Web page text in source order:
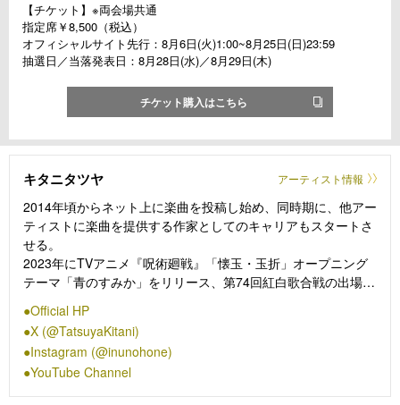
【チケット】※両会場共通
指定席￥8,500（税込）
オフィシャルサイト先行：8月6日(火)1:00~8月25日(日)23:59
抽選日／当落発表日：8月28日(水)／8月29日(木)
チケット購入はこちら
キタニタツヤ アーティスト情報
2014年頃からネット上に楽曲を投稿し始め、同時期に、他アー
ティストに楽曲を提供する作家としてのキャリアもスタートさ
せる。
2023年にTVアニメ『呪術廻戦』「懐玉・玉折」オープニング
テーマ「青のすみか」をリリース、第74回紅白歌合戦の出場を
のアーティストに楽曲を提供、2024年４月からは「キタニタツ
ヤのオールナイトニッポンX」、2025年4月からは「キタニタ
ツヤのオールナイトニッポン0」がスタートほか、中島健人と
のユニット「GEMN」としての活動を行うなど、ジャンルを越
境した活躍を続けている。
Official HP
X (@TatsuyaKitani)
Instagram (@inunohone)
YouTube Channel